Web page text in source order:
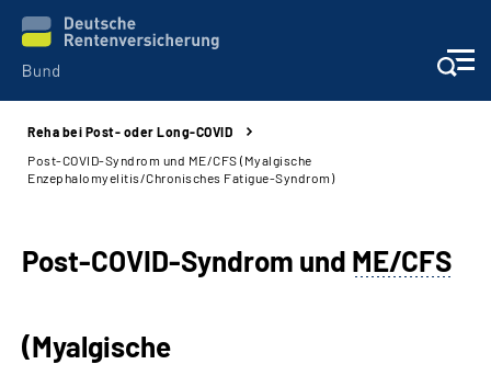
Presse
Reha bei Post- oder Long-COVID
Post-COVID-Syndrom und ME/CFS (Myalgische
Enzephalomyelitis/Chronisches Fatigue-Syndrom)
Post-COVID-Syndrom und ME/CFS
(Myalgische